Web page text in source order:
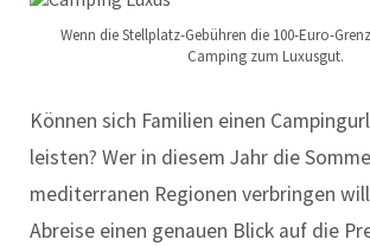
Wenn die Stellplatz-Gebühren die 100-Euro-
Camping zum Luxusgut.
Können sich Familien einen
leisten? Wer in diesem Jahr die
mediterranen Regionen verbringen
Abreise einen genauen Blick auf die